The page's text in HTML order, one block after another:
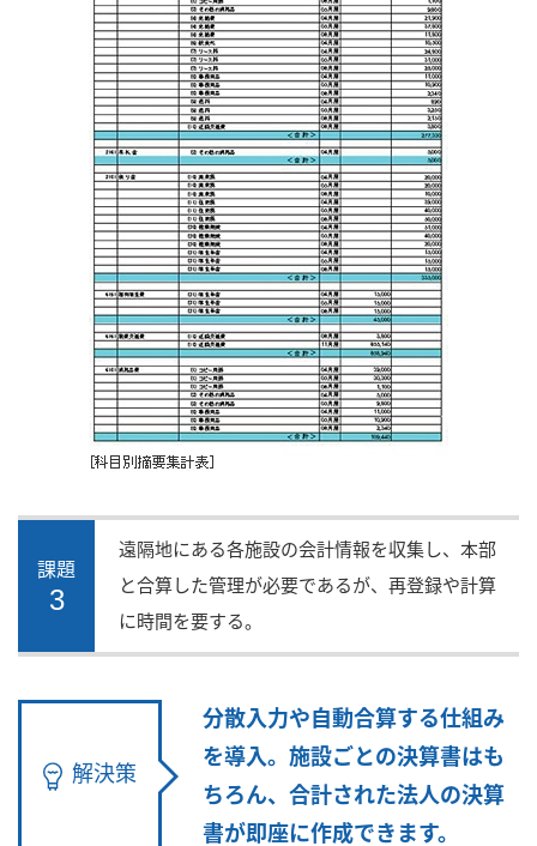
課題
3
遠隔地にある各施設の会計情報を収集し、本部
と合算した管理が必要であるが、再登録や計算
に時間を要する。
解決策
分散入力や自動合算する仕組み
を導入。施設ごとの決算書はも
ちろん、合計された法人の決算
書が即座に作成できます。